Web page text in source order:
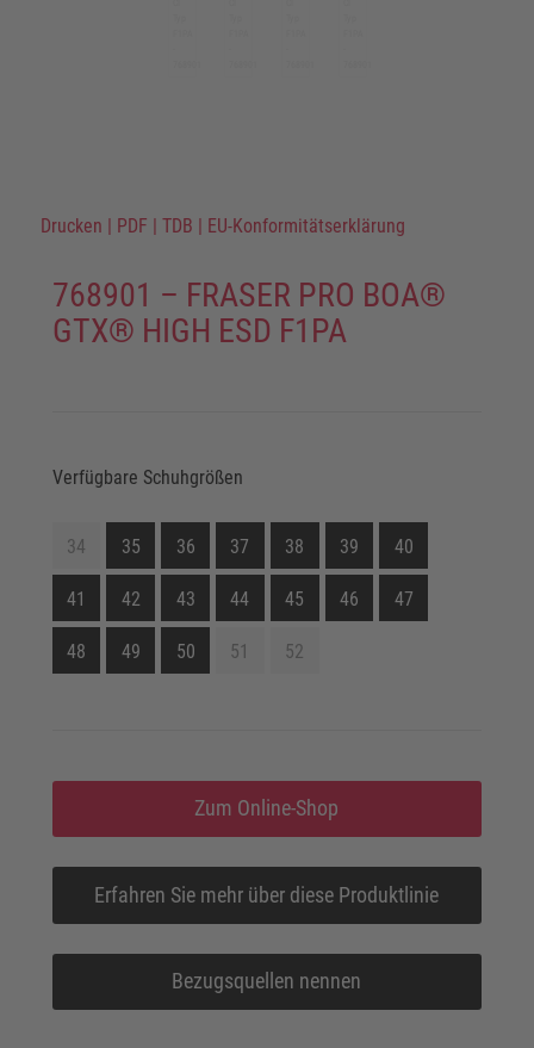
Drucken | PDF | TDB | EU-Konformitätserklärung
768901 – FRASER PRO BOA®
GTX® HIGH ESD F1PA
Verfügbare Schuhgrößen
34 35 36 37 38 39 40
41 42 43 44 45 46 47
48 49 50 51 52
Zum Online-Shop
Erfahren Sie mehr über diese Produktlinie
Bezugsquellen nennen